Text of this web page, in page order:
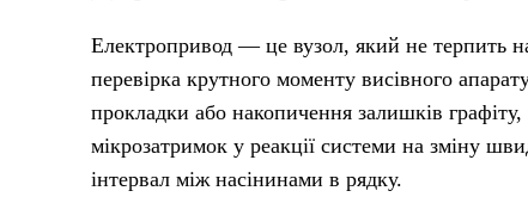
Електропривод — це вузол, який не терпить
перевірка крутного моменту висівного
прокладки або накопичення залишків
мікрозатримок у реакції системи на зміну
інтервал між насінинами в рядку.